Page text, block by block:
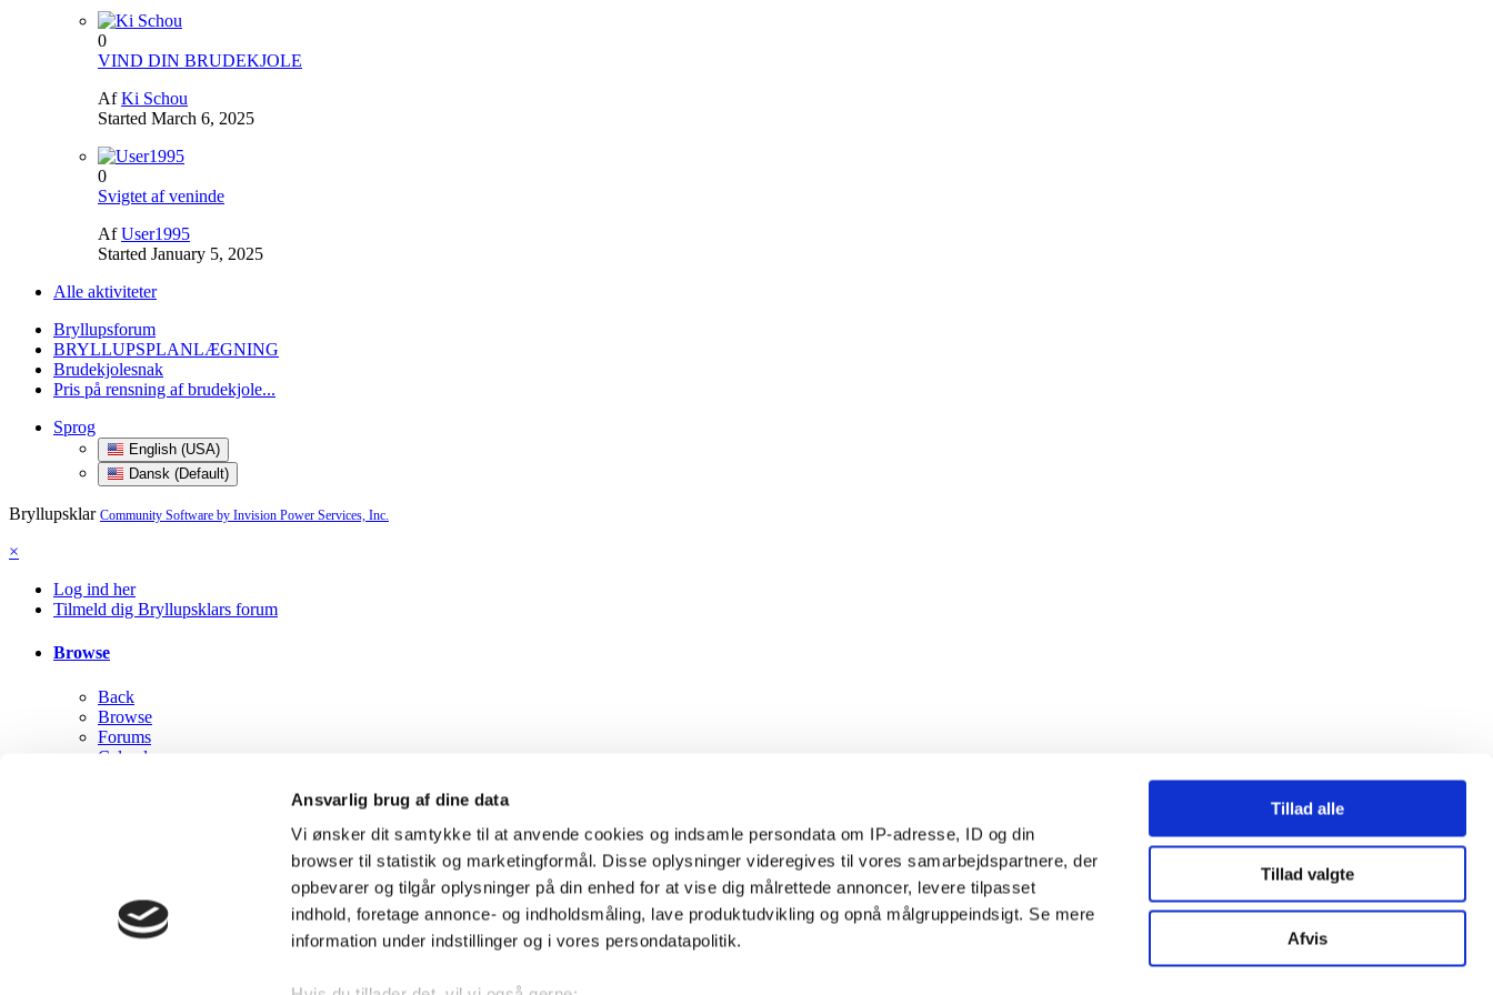
Ansvarlig brug af dine data
Vi ønsker dit samtykke til at anvende cookies og indsamle persondata om IP-adresse, ID og din
browser til statistik og marketingformål. Disse oplysninger videregives til vores samarbejdspartnere, der
opbevarer og tilgår oplysninger på din enhed for at vise dig målrettede annoncer, levere tilpasset
indhold, foretage annonce- og indholdsmåling, lave produktudvikling og opnå målgruppeindsigt. Se mere
information under indstillinger og i vores persondatapolitik.
Tillad alle
Tillad valgte
Afvis
0
VIND DIN BRUDEKJOLE
AfKi Schou
Started March 6, 2025
0
Svigtet af veninde
AfUser1995
Started January 5, 2025
Alle aktiviteter
Bryllupsforum
BRYLLUPSPLANLÆGNING
Brudekjolesnak
Pris på rensning af brudekjole...
Sprog
English (USA)
Dansk (Default)
Bryllupsklar Community Software by Invision Power Services, Inc.
×
Log ind her
Tilmeld dig Bryllupsklars forum
Browse
Back
Browse
Forums
Calendar
Mine aktiviteter
Alle aktiviteter
My Activity Streams